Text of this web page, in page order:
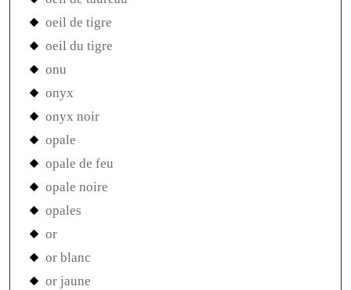
oeil de tigre
oeil du tigre
onu
onyx
onyx noir
opale
opale de feu
opale noire
opales
or
or blanc
or jaune